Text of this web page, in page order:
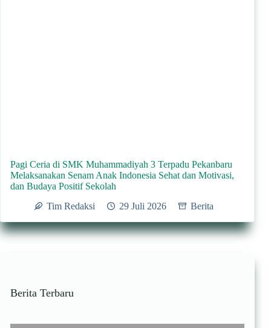
Pagi Ceria di SMK Muhammadiyah 3 Terpadu Pekanbaru
Melaksanakan Senam Anak Indonesia Sehat dan Motivasi,
dan Budaya Positif Sekolah
Tim Redaksi
29 Juli 2026 Berita
Berita Terbaru